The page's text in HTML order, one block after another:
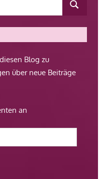
Blog zu
über neue Beiträge
an